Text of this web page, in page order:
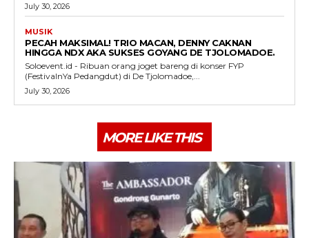
July 30, 2026
MUSIK
PECAH MAKSIMAL! TRIO MACAN, DENNY CAKNAN
HINGGA NDX AKA SUKSES GOYANG DE TJOLOMADOE.
Soloevent.id - Ribuan orang joget bareng di konser FYP
(FestivalnYa Pedangdut) di De Tjolomadoe,...
July 30, 2026
MORE LIKE THIS